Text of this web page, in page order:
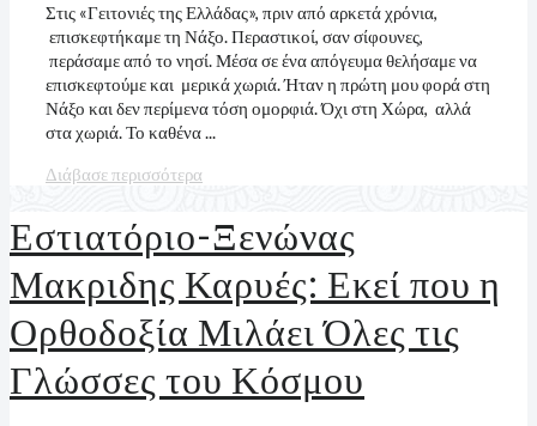
Στις «Γειτονιές της Ελλάδας», πριν από αρκετά χρόνια,
επισκεφτήκαμε τη Νάξο. Περαστικοί, σαν σίφουνες,
περάσαμε από το νησί. Μέσα σε ένα απόγευμα θελήσαμε να
επισκεφτούμε και μερικά χωριά. Ήταν η πρώτη μου φορά στη
Νάξο και δεν περίμενα τόση ομορφιά. Όχι στη Χώρα, αλλά
στα χωριά. Το καθένα ...
Διάβασε περισσότερα
Εστιατόριο-Ξενώνας
Μακριδης Καρυές: Εκεί που η
Ορθοδοξία Μιλάει Όλες τις
Γλώσσες του Κόσμου